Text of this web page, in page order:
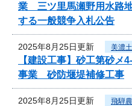
業 三ツ里馬瀬野用水路
する一般競争入札公告
2025年8月25日更新 美濃
【建設工事】砂工第砂メ
事業 砂防堰堤補修工事
2025年8月25日更新 飛騨